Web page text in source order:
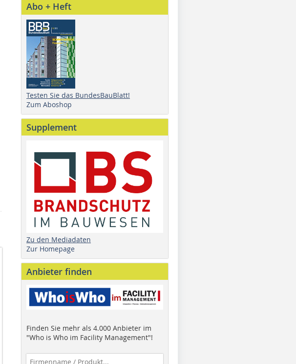
Abo + Heft
Testen Sie das BundesBauBlatt!
Zum Aboshop
Supplement
Zu den Mediadaten
Zur Homepage
Anbieter finden
Finden Sie mehr als 4.000 Anbieter im
"Who is Who im Facility Management"!